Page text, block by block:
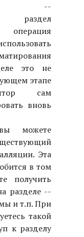
раздел
это не
этапе
сам
вновь
можете
Эта
в том
получить
разделе --
и т.п. При
такой
к разделу